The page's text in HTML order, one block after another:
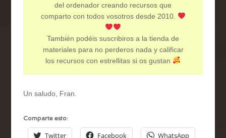
del ordenador creando recursos que
comparto con todos vosotros desde 2010.
También podéis suscribiros a la tienda de
materiales para no perderos nada y calificar
los recursos con estrellitas si os gustan
Un saludo, Fran.
Comparte esto:
Twitter Facebook WhatsApp